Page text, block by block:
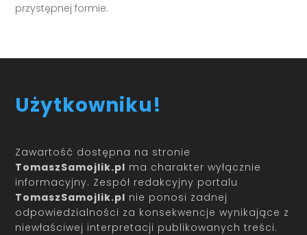
przystępnej formie.
Użytkowniku!
Zawartość dostępna na stronie
TomaszSamojlik.pl ma charakter wyłącznie
informacyjny. Zespół redakcyjny portalu
TomaszSamojlik.pl nie ponosi żadnej
odpowiedzialności za konsekwencje wynikające z
niewłaściwej interpretacji publikowanych treści.